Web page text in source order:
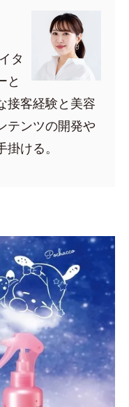
タ
と
接客経験と美容
テンツの開発や
ける。